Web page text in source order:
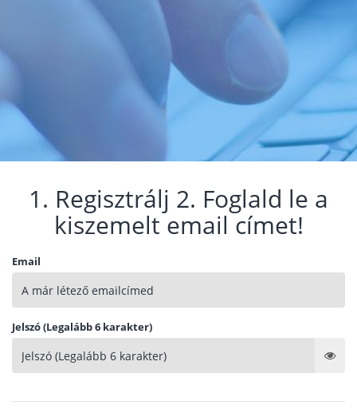
1. Regisztrálj 2. Foglald le a
kiszemelt email címet!
Email
Jelszó (Legalább 6 karakter)